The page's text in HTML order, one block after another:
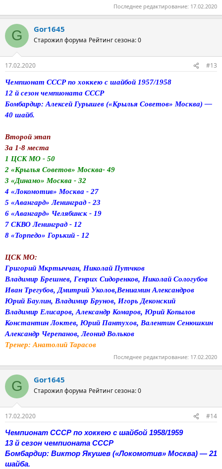
Последнее редактирование: 17.02.2020
G Gor1645
Старожил форума Рейтинг сезона: 0
17.02.2020 #13
Чемпионат СССР по хоккею с шайбой 1957/1958
12 й сезон чемпионата СССР
Бомбардир: Алексей Гурышев («Крылья Советов» Москва) —
40 шайб.
Второй этап
За 1-8 места
1 ЦСК МО - 50
2 «Крылья Советов» Москва- 49
3 «Динамо» Москва - 32
4 «Локомотив» Москва - 27
5 «Авангард» Ленинград - 23
6 «Авангард» Челябинск - 19
7 СКВО Ленинград - 12
8 «Торпедо» Горький - 12
ЦСК МО:
Григорий Мкртыччан, Николай Путчков
Владимир Брешнев, Генрих Сидоренков, Николай Сологубов
Иван Трегубов, Дмитрий Уколов,Вениамин Александров
Юрий Баулин, Владимир Брунов, Игорь Деконский
Владимир Елисаров, Александр Комаров, Юрий Копылов
Константин Локтев, Юрий Пантухов, Валентин Сенюшкин
Александр Черепанов, Леонид Вольков
Тренер: Анатолий Тарасов
Последнее редактирование: 17.02.2020
G Gor1645
Старожил форума Рейтинг сезона: 0
17.02.2020
#14
Чемпионат СССР по хоккею с шайбой 1958/1959
13 й сезон чемпионата СССР
Бомбардир: Виктор Якушев («Локомотив» Москва) — 21
шайба.